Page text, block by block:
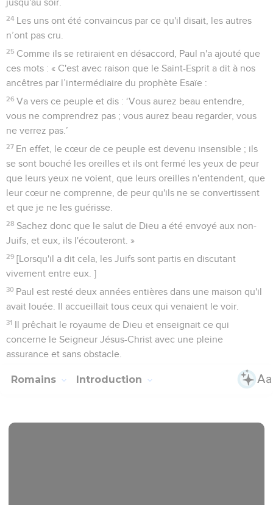
jusqu'au soir.
24 Les uns ont été convaincus par ce qu'il disait, les autres
n’ont pas cru.
25 Comme ils se retiraient en désaccord, Paul n'a ajouté que
ces mots : « C'est avec raison que le Saint-Esprit a dit à nos
ancêtres par l’intermédiaire du prophète Esaïe :
26 Va vers ce peuple et dis : ‘Vous aurez beau entendre,
vous ne comprendrez pas ; vous aurez beau regarder, vous
ne verrez pas.’
27 En effet, le cœur de ce peuple est devenu insensible ; ils
se sont bouché les oreilles et ils ont fermé les yeux de peur
que leurs yeux ne voient, que leurs oreilles n'entendent, que
leur cœur ne comprenne, de peur qu'ils ne se convertissent
et que je ne les guérisse.
28 Sachez donc que le salut de Dieu a été envoyé aux non-
Juifs, et eux, ils l'écouteront. »
29 [Lorsqu'il a dit cela, les Juifs sont partis en discutant
vivement entre eux. ]
30 Paul est resté deux années entières dans une maison qu'il
avait louée. Il accueillait tous ceux qui venaient le voir.
31 Il prêchait le royaume de Dieu et enseignait ce qui
concerne le Seigneur Jésus-Christ avec une pleine
assurance et sans obstacle.
Romains Introduction